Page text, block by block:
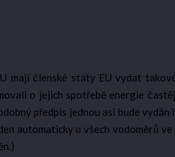
mají členské státy EU vydat
o jejich spotřebě energie
předpis jednou asi bude vydán
automaticky u všech vodoměrů ve